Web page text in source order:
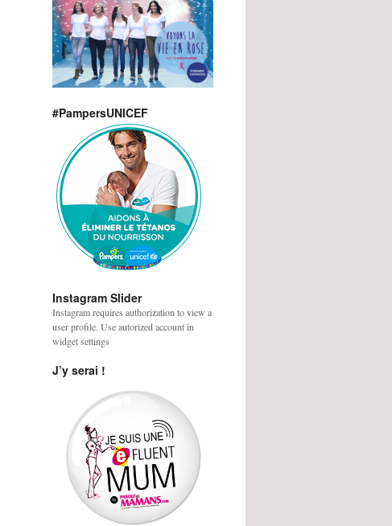
#PampersUNICEF
Instagram Slider
Instagram requires authorization to view a
user profile. Use autorized account in
widget settings
J’y serai !